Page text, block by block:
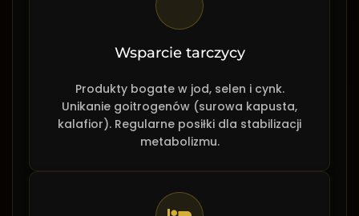
Wsparcie tarczycy
Produkty bogate w jod, selen i cynk.
Unikanie goitrogenów (surowa kapusta,
kalafior). Regularne posiłki dla stabilizacji
metabolizmu.